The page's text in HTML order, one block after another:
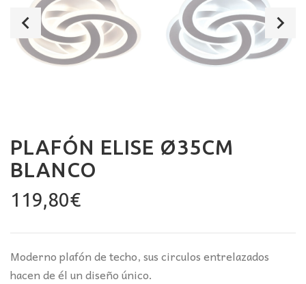
PLAFÓN ELISE Ø35CM
BLANCO
119,80€
Moderno plafón de techo, sus circulos entrelazados
hacen de él un diseño único.